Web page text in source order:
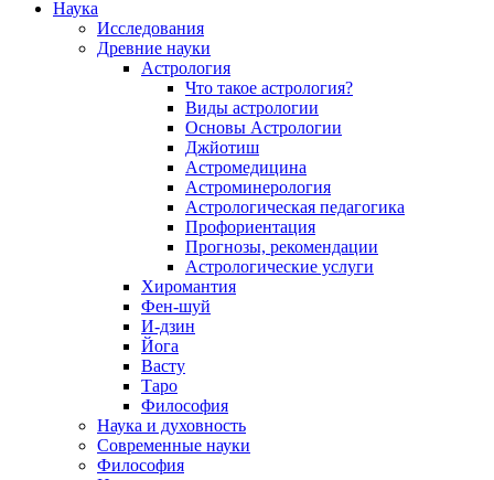
Наука
Исследования
Древние науки
Астрология
Что такое астрология?
Виды астрологии
Основы Астрологии
Джйотиш
Астромедицина
Астроминерология
Астрологическая педагогика
Профориентация
Прогнозы, рекомендации
Астрологические услуги
Хиромантия
Фен-шуй
И-дзин
Йога
Васту
Таро
Философия
Наука и духовность
Современные науки
Философия